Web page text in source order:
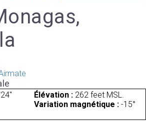
Élévation : 262 feet MSL.
Variation magnétique : -15°